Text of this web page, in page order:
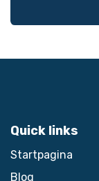
Quick links
Startpagina
Blog